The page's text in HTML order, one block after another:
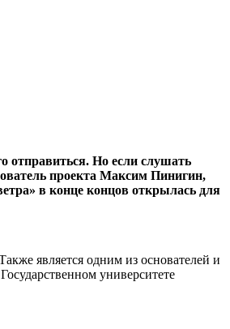
отправиться. Но если слушать
проекта Максим Пинигин,
в конце концов открылась для
является одним из основателей и
университете